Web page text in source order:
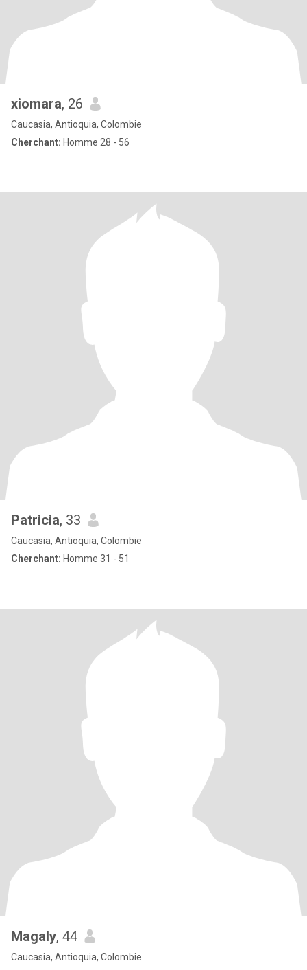
xiomara, 26
Caucasia, Antioquia, Colombie
Cherchant: Homme 28 - 56
Patricia, 33
Caucasia, Antioquia, Colombie
Cherchant: Homme 31 - 51
Magaly, 44
Caucasia, Antioquia, Colombie